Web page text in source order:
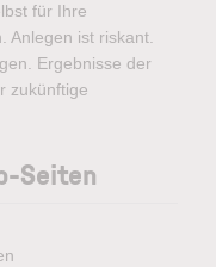
für Ihre
Anlegen ist riskant.
Ergebnisse der
zukünftige
Seiten